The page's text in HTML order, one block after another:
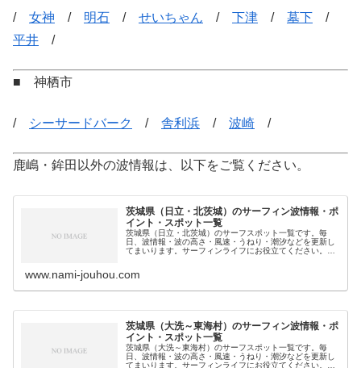
/ 女神 / 明石 / せいちゃん / 下津 / 墓下 /
平井 /
■ 神栖市
/ シーサードバーク / 舎利浜 / 波崎 /
鹿嶋・鉾田以外の波情報は、以下をご覧ください。
茨城県（日立・北茨城）のサーフィン波情報・ポ
イント・スポット一覧
茨城県（日立・北茨城）のサーフスポット一覧です。毎
日、波情報・波の高さ・風速・うねり・潮汐などを更新し
てまいります。サーフィンライフにお役立てください。
www.nami-jouhou.com
茨城県（大洗～東海村）のサーフィン波情報・ポ
イント・スポット一覧
茨城県（大洗～東海村）のサーフスポット一覧です。毎
日、波情報・波の高さ・風速・うねり・潮汐などを更新し
てまいります。サーフィンライフにお役立てください。